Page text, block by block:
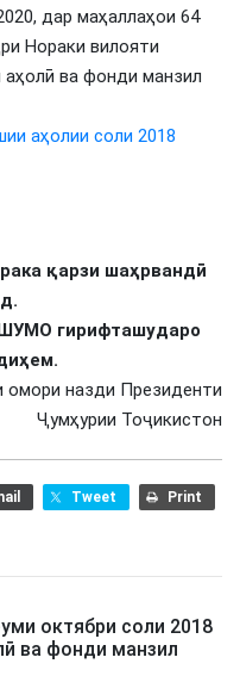
дар маҳаллаҳои 64
Нораки вилояти
аҳолӣ ва фонди манзил
аҳолии соли 2018
қарзи шаҳрвандӣ
гирифташударо
омори назди Президенти
Ҷумҳурии Тоҷикистон
Tweet Print
октябри соли 2018
ва фонди манзил